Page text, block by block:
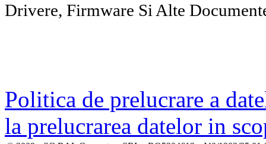
Drivere, Firmware Si Alte
Politica de prelucrare a
la prelucrarea datelor in